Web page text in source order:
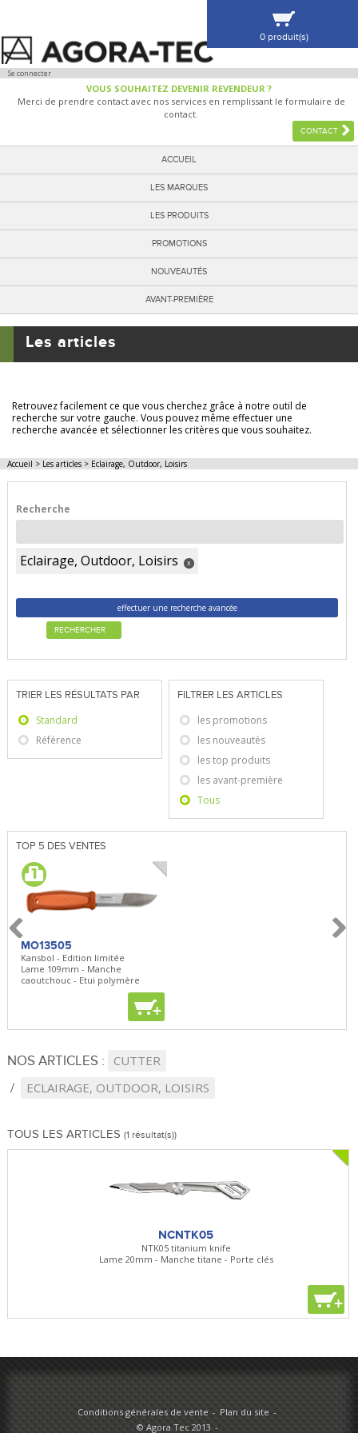
Se connecter
VOUS SOUHAITEZ DEVENIR REVENDEUR ?
Merci de prendre contact avec nos services en remplissant le formulaire de
contact.
CONTACT
ACCUEIL
LES MARQUES
LES PRODUITS
PROMOTIONS
NOUVEAUTÉS
AVANT-PREMIÈRE
0 produit(s)
VOIR MA SÉLECTION
Les articles
Retrouvez facilement ce que vous cherchez grâce à notre outil de
recherche sur votre gauche. Vous pouvez même effectuer une
recherche avancée et sélectionner les critères que vous souhaitez.
Accueil > Les articles> Eclairage, Outdoor, Loisirs
Recherche
Eclairage, Outdoor, Loisirs x
effectuer une recherche avancée
RECHERCHER
TRIER LES RÉSULTATS PAR
Standard
Référence
FILTRER LES ARTICLES
les promotions
les nouveautés
les top produits
les avant-première
Tous
TOP 5 DES VENTES
MO13505
Kansbol - Edition limitée
Lame 109mm - Manche
caoutchouc - Etui polymère
+
NOS ARTICLES :
CUTTER
ECLAIRAGE, OUTDOOR, LOISIRS
TOUS LES ARTICLES (1 résultat(s))
NCNTK05
NTK05 titanium knife
Lame 20mm - Manche titane - Porte clés
+
Conditions générales de vente
Plan du site
© Agora Tec 2013